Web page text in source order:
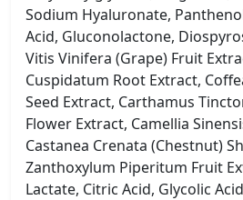
Sodium Hyaluronate,
Acid, Gluconolactone,
Vitis Vinifera (Grape) Fruit
Cuspidatum Root Extract,
Seed Extract, Carthamus
Flower Extract, Camellia
Castanea Crenata (Chestnut)
Zanthoxylum Piperitum Fruit
Lactate, Citric Acid, Glycolic